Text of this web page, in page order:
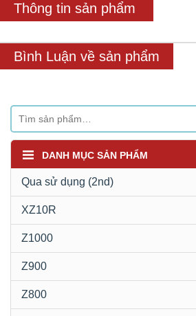
Thông tin sản phẩm
Bình Luận về sản phẩm
DANH MỤC SẢN PHẨM
Qua sử dụng (2nd)
XZ10R
Z1000
Z900
Z800